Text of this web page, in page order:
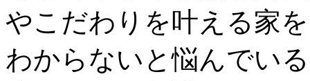
やこだわりを叶える家
わからないと悩んでい